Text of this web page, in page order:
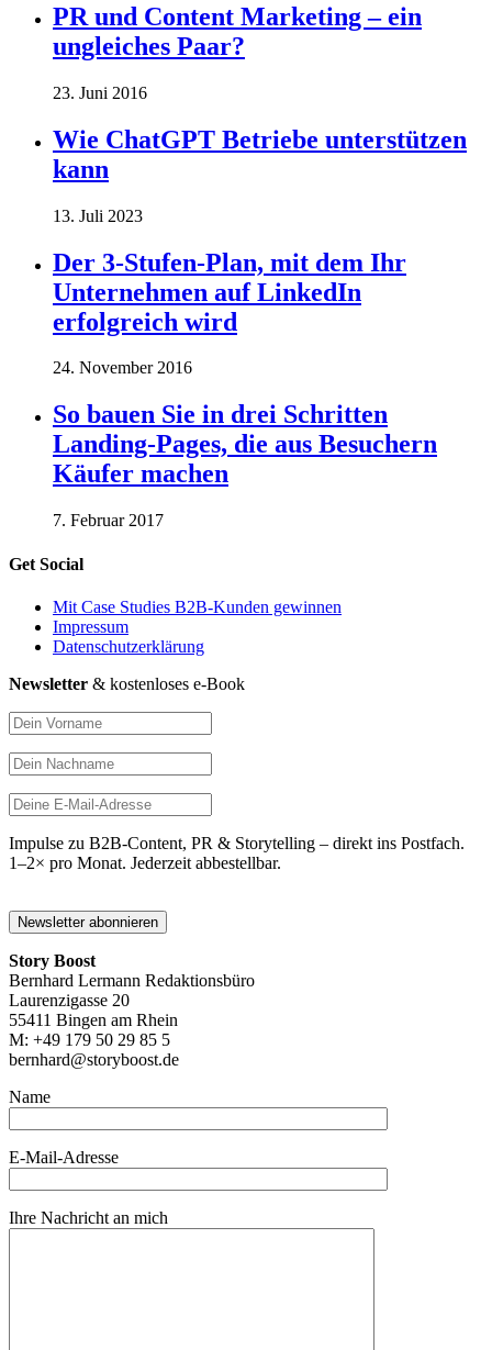
PR und Content Marketing – ein
ungleiches Paar?
23. Juni 2016
Wie ChatGPT Betriebe unterstützen
kann
13. Juli 2023
Der 3-Stufen-Plan, mit dem Ihr
Unternehmen auf LinkedIn
erfolgreich wird
24. November 2016
So bauen Sie in drei Schritten
Landing-Pages, die aus Besuchern
Käufer machen
7. Februar 2017
Get Social
Mit Case Studies B2B-Kunden gewinnen
Impressum
Datenschutzerklärung
Newsletter & kostenloses e-Book
Impulse zu B2B-Content, PR & Storytelling – direkt ins Postfach.
1–2× pro Monat. Jederzeit abbestellbar.
Story Boost
Bernhard Lermann Redaktionsbüro
Laurenzigasse 20
55411 Bingen am Rhein
M: +49 179 50 29 85 5
bernhard@storyboost.de
Name
E-Mail-Adresse
Ihre Nachricht an mich